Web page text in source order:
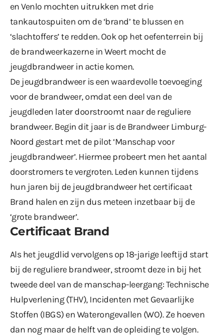
en Venlo mochten uitrukken met drie
tankautospuiten om de ‘brand’ te blussen en
‘slachtoffers’ te redden. Ook op het oefenterrein bij
de brandweerkazerne in Weert mocht de
jeugdbrandweer in actie komen.
De jeugdbrandweer is een waardevolle toevoeging
voor de brandweer, omdat een deel van de
jeugdleden later doorstroomt naar de reguliere
brandweer. Begin dit jaar is de Brandweer Limburg-
Noord gestart met de pilot ‘Manschap voor
jeugdbrandweer’. Hiermee probeert men het aantal
doorstromers te vergroten. Leden kunnen tijdens
hun jaren bij de jeugdbrandweer het certificaat
Brand halen en zijn dus meteen inzetbaar bij de
‘grote brandweer’.
Certificaat Brand
Als het jeugdlid vervolgens op 18-jarige leeftijd start
bij de reguliere brandweer, stroomt deze in bij het
tweede deel van de manschap-leergang: Technische
Hulpverlening (THV), Incidenten met Gevaarlijke
Stoffen (IBGS) en Waterongevallen (WO). Ze hoeven
dan nog maar de helft van de opleiding te volgen.